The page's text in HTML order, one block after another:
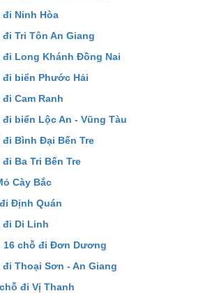
Ninh Hòa
Tri Tôn An Giang
đi Long Khánh Đồng Nai
biển Phước Hải
Cam Ranh
biển Lộc An - Vũng Tàu
Bình Đại Bến Tre
Ba Tri Bến Tre
Cày Bắc
Định Quán
đi Di Linh
16 chỗ đi Đơn Dương
Thoại Sơn - An Giang
đi Vị Thanh